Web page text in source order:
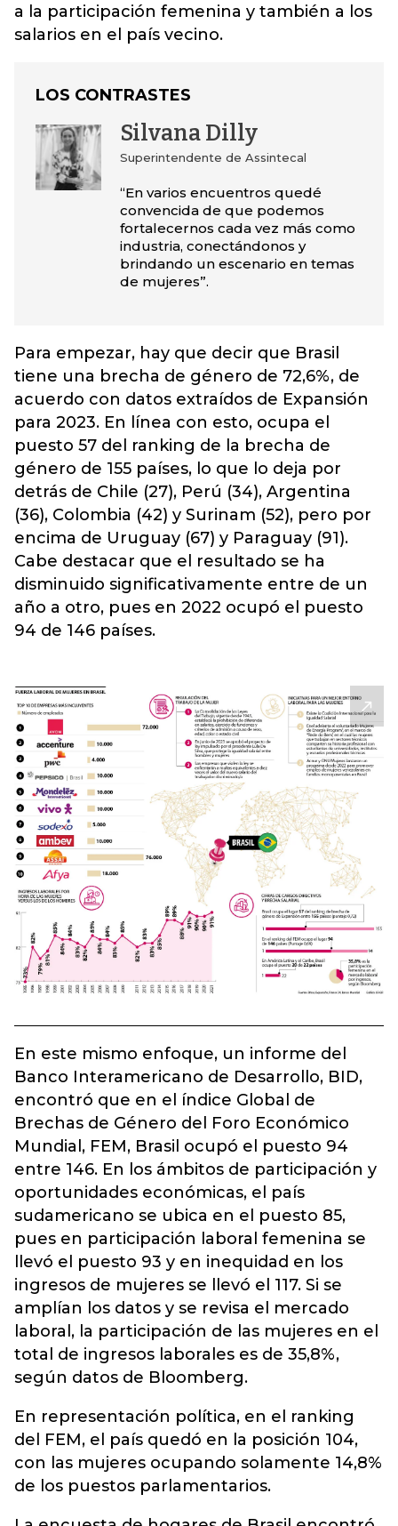
a la participación femenina y también a los
salarios en el país vecino.
LOS CONTRASTES
Silvana Dilly
Superintendente de Assintecal
“En varios encuentros quedé
convencida de que podemos
fortalecernos cada vez más como
industria, conectándonos y
brindando un escenario en temas
de mujeres”.
Para empezar, hay que decir que Brasil
tiene una brecha de género de 72,6%, de
acuerdo con datos extraídos de Expansión
para 2023. En línea con esto, ocupa el
puesto 57 del ranking de la brecha de
género de 155 países, lo que lo deja por
detrás de Chile (27), Perú (34), Argentina
(36), Colombia (42) y Surinam (52), pero por
encima de Uruguay (67) y Paraguay (91).
Cabe destacar que el resultado se ha
disminuido significativamente entre de un
año a otro, pues en 2022 ocupó el puesto
94 de 146 países.
En este mismo enfoque, un informe del
Banco Interamericano de Desarrollo, BID,
encontró que en el índice Global de
Brechas de Género del Foro Económico
Mundial, FEM, Brasil ocupó el puesto 94
entre 146. En los ámbitos de participación y
oportunidades económicas, el país
sudamericano se ubica en el puesto 85,
pues en participación laboral femenina se
llevó el puesto 93 y en inequidad en los
ingresos de mujeres se llevó el 117. Si se
amplían los datos y se revisa el mercado
laboral, la participación de las mujeres en el
total de ingresos laborales es de 35,8%,
según datos de Bloomberg.
En representación política, en el ranking
del FEM, el país quedó en la posición 104,
con las mujeres ocupando solamente 14,8%
de los puestos parlamentarios.